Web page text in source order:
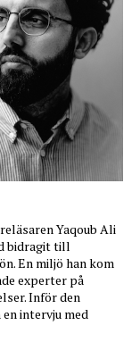
Yaqoub Ali
bidragit till
En miljö han kom
experter på
Inför den
intervju med